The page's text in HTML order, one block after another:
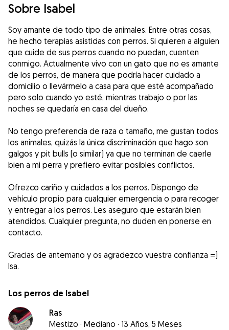
Sobre Isabel
Soy amante de todo tipo de animales. Entre otras cosas,
he hecho terapias asistidas con perros. Si quieren a alguien
que cuide de sus perros cuando no puedan, cuenten
conmigo. Actualmente vivo con un gato que no es amante
de los perros, de manera que podría hacer cuidado a
domicilio o llevármelo a casa para que esté acompañado
pero solo cuando yo esté, mientras trabajo o por las
noches se quedaría en casa del dueño.
No tengo preferencia de raza o tamaño, me gustan todos
los animales, quizás la única discriminación que hago son
galgos y pit bulls (o similar) ya que no terminan de caerle
bien a mi perra y prefiero evitar posibles conflictos.
Ofrezco cariño y cuidados a los perros. Dispongo de
vehículo propio para cualquier emergencia o para recoger
y entregar a los perros. Les aseguro que estarán bien
atendidos. Cualquier pregunta, no duden en ponerse en
contacto.
Gracias de antemano y os agradezco vuestra confianza =)
Isa.
Los perros de Isabel
Ras
Mestizo · Mediano · 13 Años, 5 Meses